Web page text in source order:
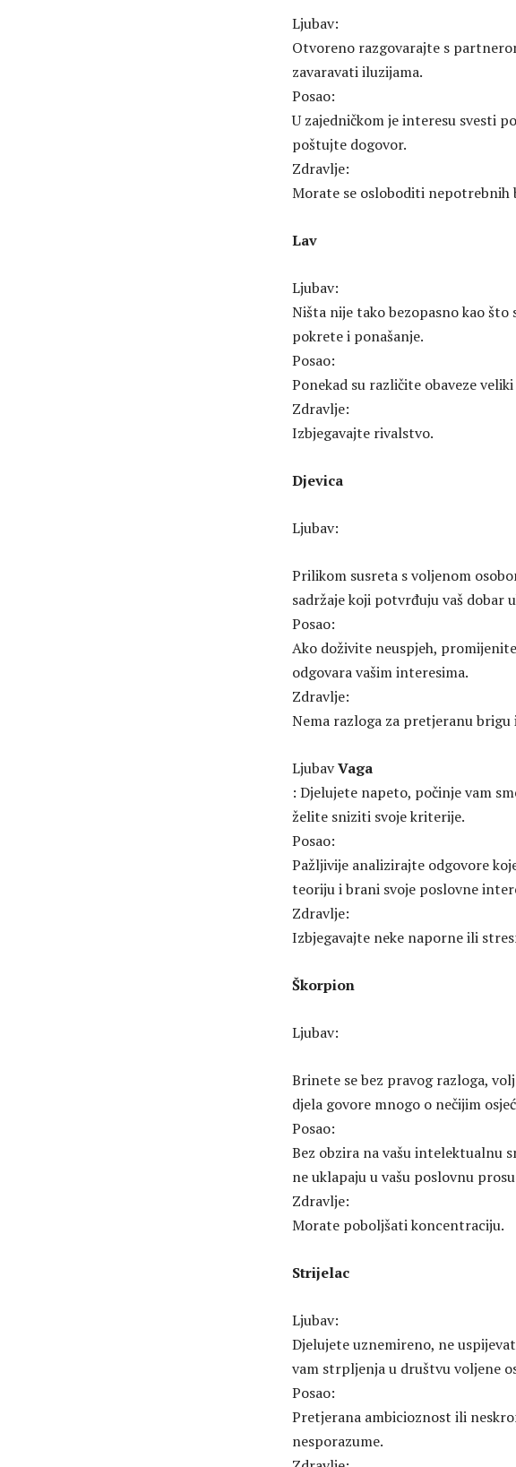
Ljubav:
Otvoreno razgovarajte s
zavaravati iluzijama.
Posao:
U zajedničkom je interesu svesti
poštujte dogovor.
Zdravlje:
Morate se osloboditi nepotrebnih
Lav
Ljubav:
Ništa nije tako bezopasno kao
pokrete i ponašanje.
Posao:
Ponekad su različite obaveze
Zdravlje:
Izbjegavajte rivalstvo.
Djevica
Ljubav:
Prilikom susreta s voljenom
sadržaje koji potvrđuju vaš dobar
Posao:
Ako doživite neuspjeh,
odgovara vašim interesima.
Zdravlje:
Nema razloga za pretjeranu brigu
LjubavVaga
: Djelujete napeto, počinje vam
želite sniziti svoje kriterije.
Posao:
Pažljivije analizirajte odgovore
teoriju i brani svoje poslovne
Zdravlje:
Izbjegavajte neke naporne ili
Škorpion
Ljubav:
Brinete se bez pravog razloga,
djela govore mnogo o nečijim
Posao:
Bez obzira na vašu intelektualnu
ne uklapaju u vašu poslovnu
Zdravlje:
Morate poboljšati koncentraciju.
Strijelac
Ljubav:
Djelujete uznemireno, ne
vam strpljenja u društvu voljene
Posao:
Pretjerana ambicioznost ili
nesporazume.